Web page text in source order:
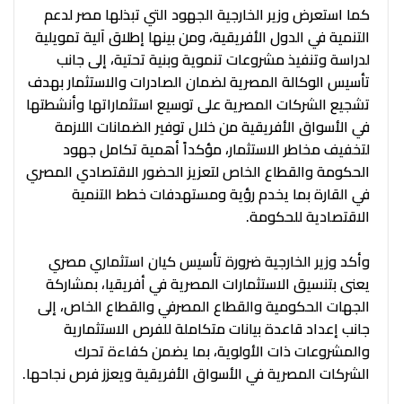
كما استعرض وزير الخارجية الجهود التي تبذلها مصر لدعم
التنمية في الدول الأفريقية، ومن بينها إطلاق آلية تمويلية
لدراسة وتنفيذ مشروعات تنموية وبنية تحتية، إلى جانب
تأسيس الوكالة المصرية لضمان الصادرات والاستثمار بهدف
تشجيع الشركات المصرية على توسيع استثماراتها وأنشطتها
في الأسواق الأفريقية من خلال توفير الضمانات اللازمة
لتخفيف مخاطر الاستثمار، مؤكداً أهمية تكامل جهود
الحكومة والقطاع الخاص لتعزيز الحضور الاقتصادي المصري
في القارة بما يخدم رؤية ومستهدفات خطط التنمية
الاقتصادية للحكومة.
وأكد وزير الخارجية ضرورة تأسيس كيان استثماري مصري
يعنى بتنسيق الاستثمارات المصرية في أفريقيا، بمشاركة
الجهات الحكومية والقطاع المصرفي والقطاع الخاص، إلى
جانب إعداد قاعدة بيانات متكاملة للفرص الاستثمارية
والمشروعات ذات الأولوية، بما يضمن كفاءة تحرك
الشركات المصرية في الأسواق الأفريقية ويعزز فرص نجاحها.